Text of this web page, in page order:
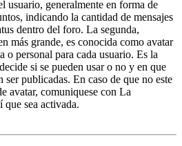
usuario, generalmente en forma de
indicando la cantidad de mensajes
dentro del foro. La segunda,
más grande, es conocida como avatar
o personal para cada usuario. Es la
si se pueden usar o no y en que
ser publicadas. En caso de que no este
avatar, comuniquese con La
sea activada.